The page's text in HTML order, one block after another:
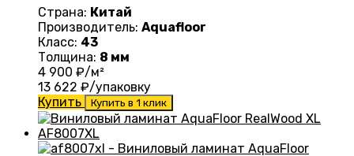
Страна: Китай
Производитель: Aquafloor
Класс: 43
Толщина: 8 мм
4 900 ₽/м²
13 622 ₽/упаковку
Купить
Купить в 1 клик